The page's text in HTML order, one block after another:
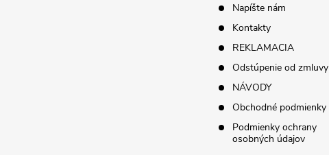
Napíšte nám
Kontakty
REKLAMACIA
Odstúpenie od zmluvy
NÁVODY
Obchodné podmienky
Podmienky ochrany
osobných údajov